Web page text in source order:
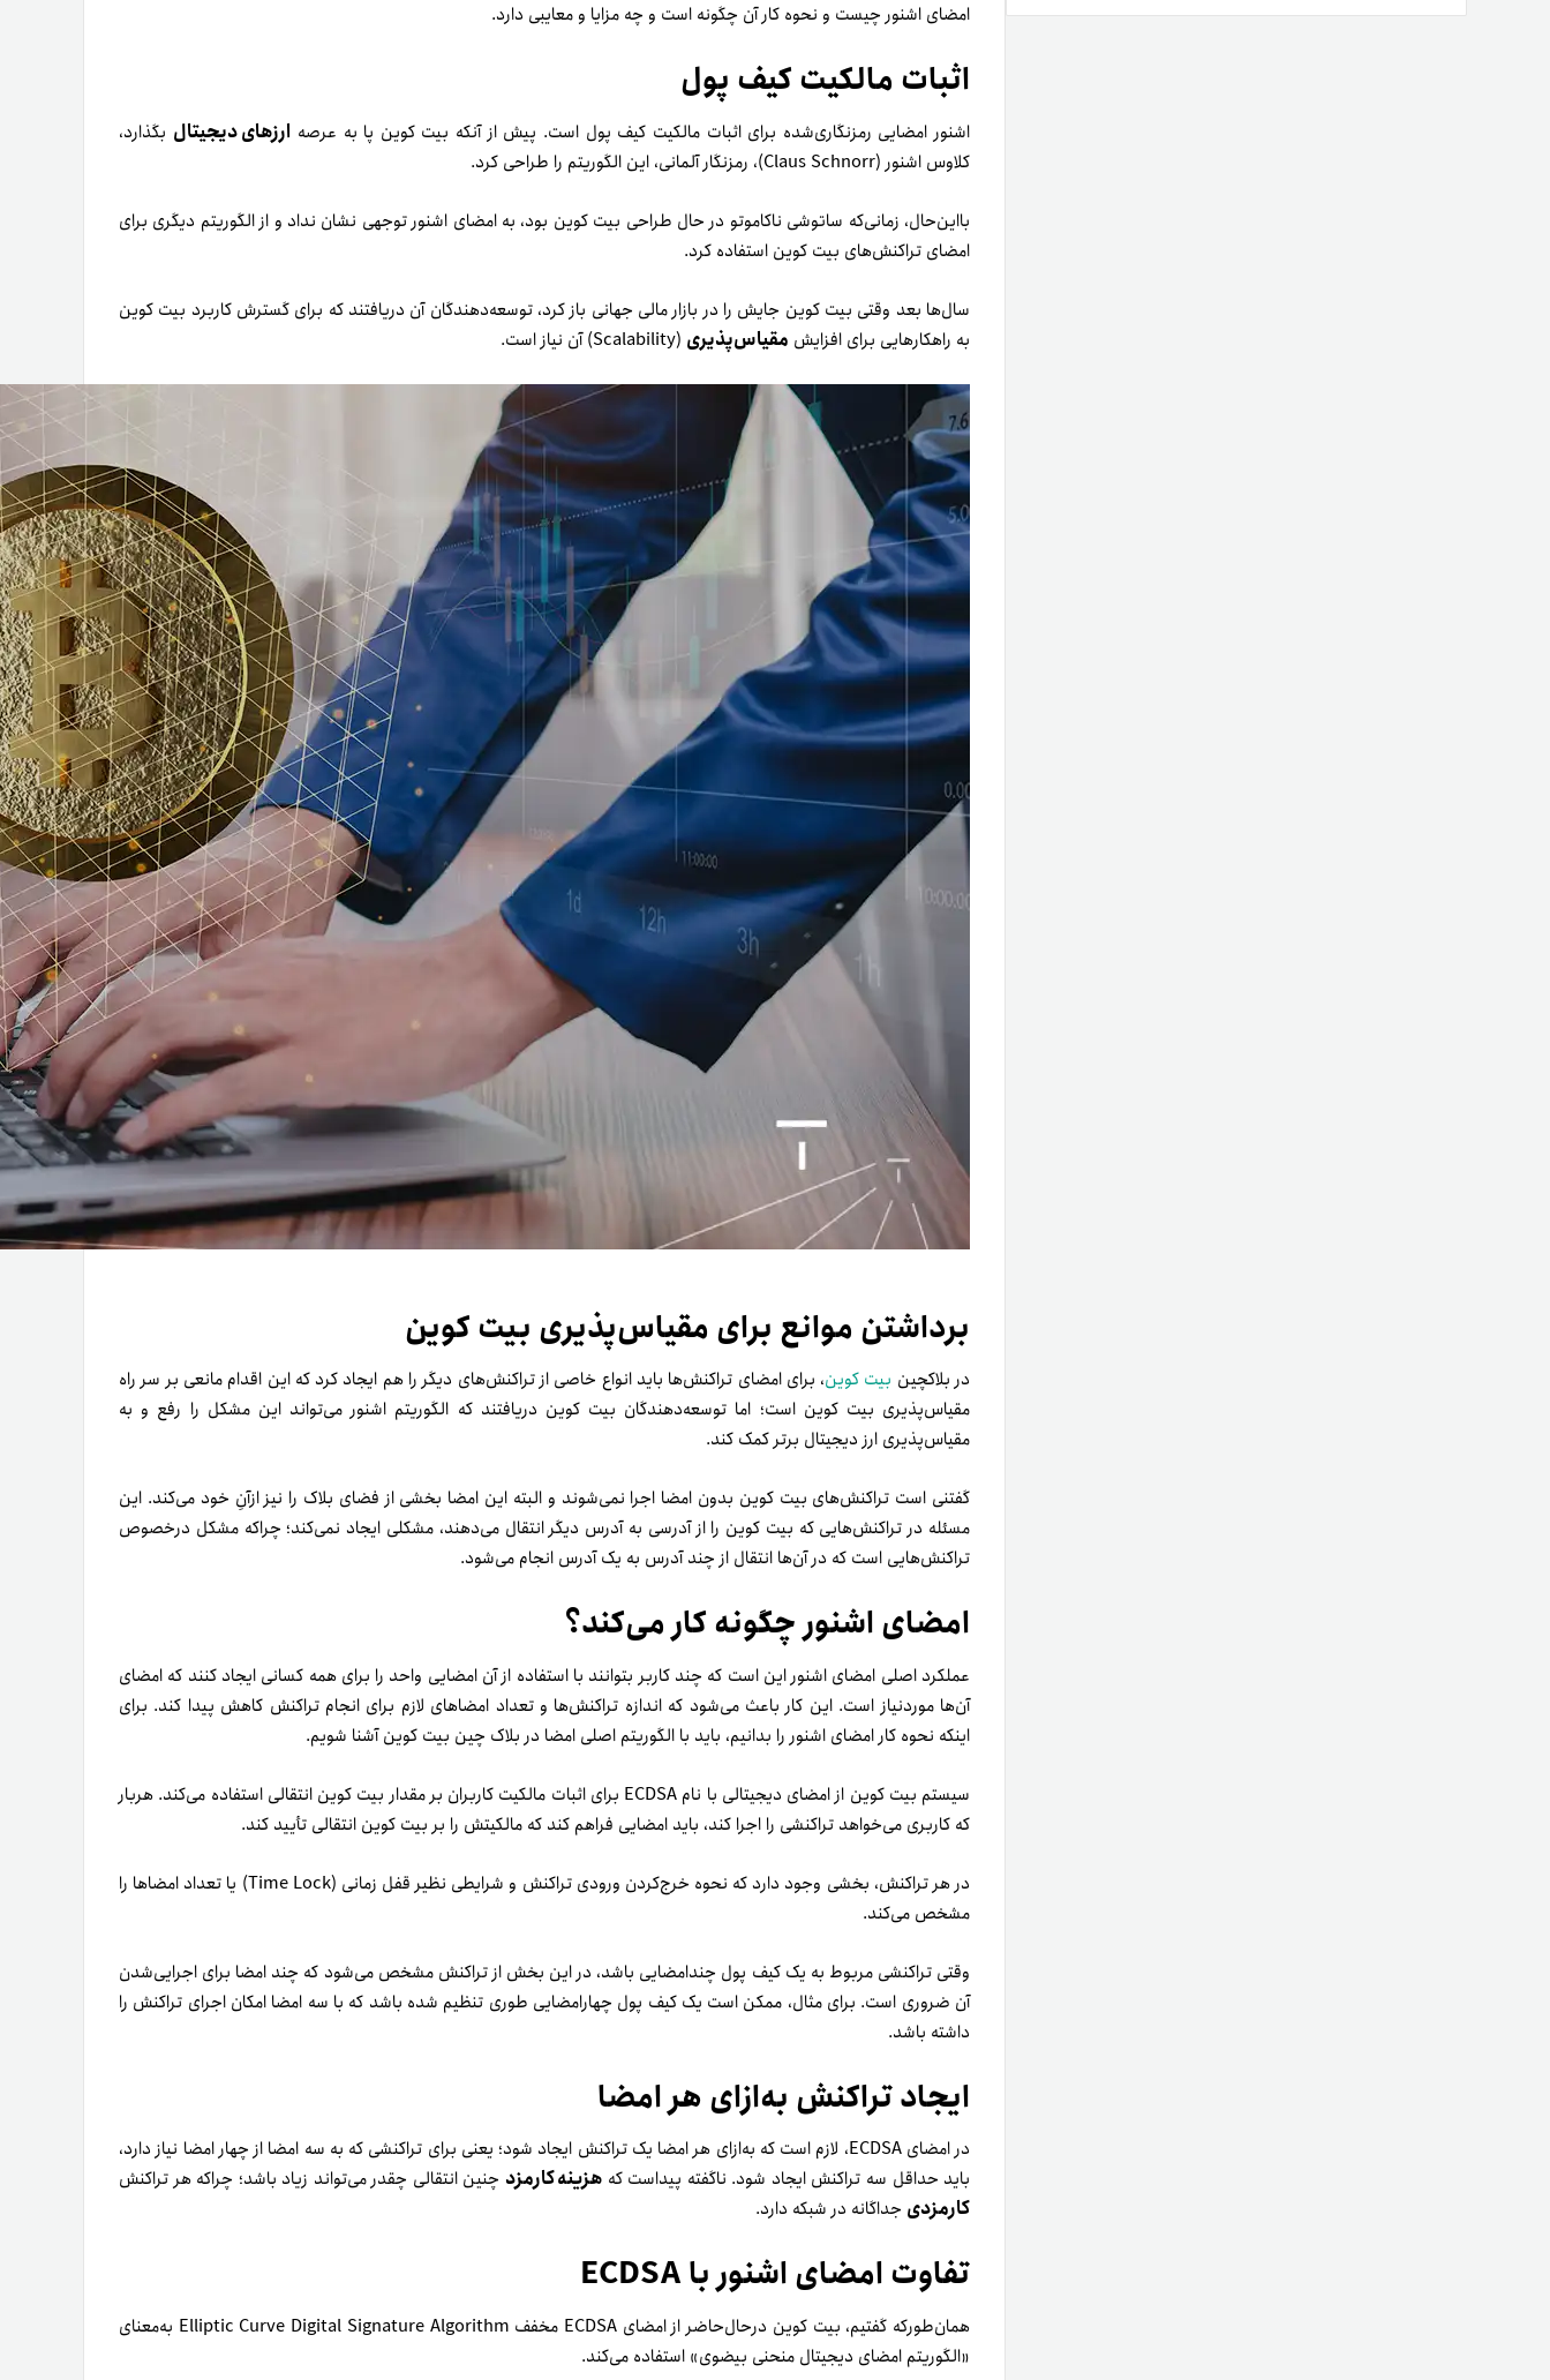
امضای اشنور چیست و نحوه کار آن چگونه است و چه مزایا و معایبی دارد.
اثبات مالکیت کیف پول
اشنور امضایی رمزنگاری‌شده برای اثبات مالکیت کیف پول است. پیش از آنکه بیت کوین پا به عرصه ارزهای دیجیتال بگذارد،
کلاوس اشنور (Claus Schnorr)، رمزنگار آلمانی، این الگوریتم را طراحی کرد.
بااین‌حال، زمانی‌که ساتوشی ناکاموتو در حال طراحی بیت کوین بود، به امضای اشنور توجهی نشان نداد و از الگوریتم دیگری برای
امضای تراکنش‌های بیت کوین استفاده کرد.
سال‌ها بعد وقتی بیت کوین جایش را در بازار مالی جهانی باز کرد، توسعه‌دهندگان آن دریافتند که برای گسترش کاربرد بیت کوین
به راهکارهایی برای افزایش مقیاس‌پذیری (Scalability) آن نیاز است.
برداشتن موانع برای مقیاس‌پذیری بیت کوین
در بلاکچین بیت کوین، برای امضای تراکنش‌ها باید انواع خاصی از تراکنش‌های دیگر را هم ایجاد کرد که این اقدام مانعی بر سر راه
مقیاس‌پذیری بیت کوین است؛ اما توسعه‌دهندگان بیت کوین دریافتند که الگوریتم اشنور می‌تواند این مشکل را رفع و به
مقیاس‌پذیری ارز دیجیتال برتر کمک کند.
گفتنی است تراکنش‌های بیت کوین بدون امضا اجرا نمی‌شوند و البته این امضا بخشی از فضای بلاک را نیز ازآنِ خود می‌کند. این
مسئله در تراکنش‌هایی که بیت کوین را از آدرسی به آدرس دیگر انتقال می‌دهند، مشکلی ایجاد نمی‌کند؛ چراکه مشکل درخصوص
تراکنش‌هایی است که در آن‌ها انتقال از چند آدرس به یک آدرس انجام می‌شود.
امضای اشنور چگونه کار می‌کند؟
عملکرد اصلی امضای اشنور این است که چند کاربر بتوانند با استفاده از آن امضایی واحد را برای همه‌ کسانی ایجاد کنند که امضای
آن‌ها مورد‌نیاز است. این کار باعث می‌شود که اندازه تراکنش‌ها و تعداد امضاهای لازم برای انجام تراکنش کاهش پیدا کند. برای
اینکه نحوه کار امضای اشنور را بدانیم، باید با الگوریتم اصلی امضا در بلاک چین بیت کوین آشنا شویم.
سیستم بیت کوین از امضای دیجیتالی با نام ECDSA برای اثبات مالکیت کاربران بر مقدار بیت کوین انتقالی استفاده می‌کند. هر‌بار
که کاربری می‌خواهد تراکنشی را اجرا کند، باید امضایی فراهم کند که مالکیتش را بر بیت کوین انتقالی تأیید کند.
در هر تراکنش، بخشی وجود دارد که نحوه خرج‌کردن ورودی تراکنش و شرایطی نظیر قفل زمانی (Time Lock) یا تعداد امضاها را
مشخص می‌کند.
وقتی تراکنشی مربوط به یک کیف پول چندامضایی باشد، در این بخش از تراکنش مشخص می‌شود که چند امضا برای اجرایی‌شدن
آن ضروری است. برای مثال، ممکن است یک کیف پول چهارامضایی طوری تنظیم شده باشد که با سه امضا امکان اجرای تراکنش را
داشته باشد.
ایجاد تراکنش به‌ازای هر امضا
در امضای ECDSA، لازم است که به‌ازای هر امضا یک تراکنش ایجاد شود؛ یعنی برای تراکنشی که به سه امضا از چهار امضا نیاز دارد،
باید حداقل سه تراکنش ایجاد شود. ناگفته پیداست که هزینه کارمزد چنین انتقالی چقدر می‌تواند زیاد باشد؛ چراکه هر تراکنش
کارمزدی جداگانه در شبکه دارد.
تفاوت امضای اشنور با ECDSA
همان‌طورکه گفتیم، بیت کوین در‌حال‌حاضر از امضای ECDSA مخفف Elliptic Curve Digital Signature Algorithm به‌معنای
«الگوریتم امضای دیجیتال منحنی بیضوی» استفاده می‌کند.